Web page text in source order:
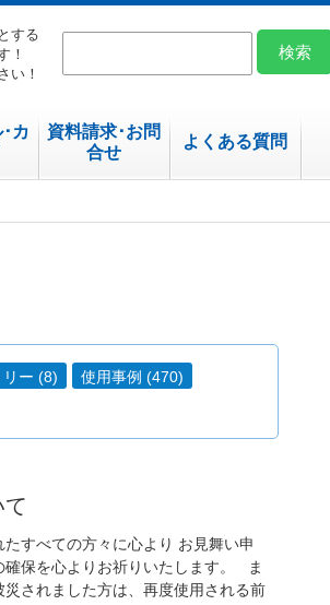
する
！
い！
カ
資料請求･お問
合せ
よくある質問
ー (8)
使用事例 (470)
すべての方々に心より お見舞い申
確保を心よりお祈りいたします。 ま
されました方は、再度使用される前